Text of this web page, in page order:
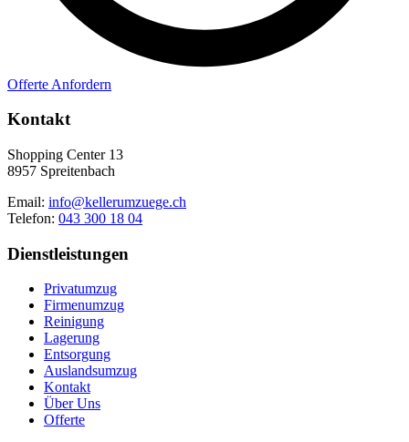
Offerte Anfordern
Kontakt
Shopping Center 13
8957 Spreitenbach
Email: info@kellerumzuege.ch
Telefon: 043 300 18 04
Dienstleistungen
Privatumzug
Firmenumzug
Reinigung
Lagerung
Entsorgung
Auslandsumzug
Kontakt
Über Uns
Offerte